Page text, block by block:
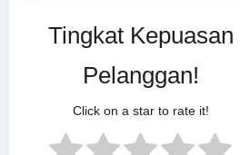
Tingkat Kepuasan
Pelanggan!
Click on a star to rate it!